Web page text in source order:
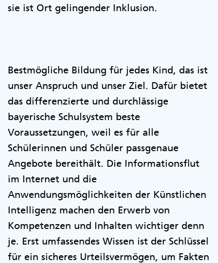
sie ist Ort gelingender Inklusion.
Bestmögliche Bildung für jedes Kind, das ist
unser Anspruch und unser Ziel. Dafür bietet
das differenzierte und durchlässige
bayerische Schulsystem beste
Voraussetzungen, weil es für alle
Schülerinnen und Schüler passgenaue
Angebote bereithält. Die Informationsflut
im Internet und die
Anwendungsmöglichkeiten der Künstlichen
Intelligenz machen den Erwerb von
Kompetenzen und Inhalten wichtiger denn
je. Erst umfassendes Wissen ist der Schlüssel
für ein sicheres Urteilsvermögen, um Fakten